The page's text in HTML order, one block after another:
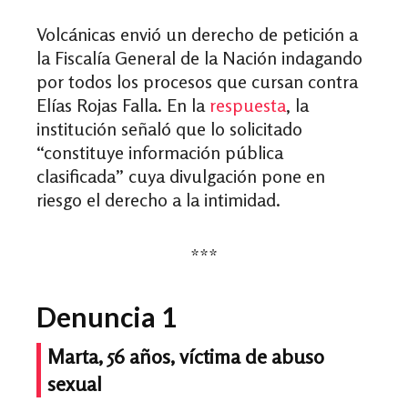
Volcánicas envió un derecho de petición a
la Fiscalía General de la Nación indagando
por todos los procesos que cursan contra
Elías Rojas Falla. En la respuesta, la
institución señaló que lo solicitado
“constituye información pública
clasificada” cuya divulgación pone en
riesgo el derecho a la intimidad.
***
Denuncia 1
Marta, 56 años, víctima de abuso
sexual